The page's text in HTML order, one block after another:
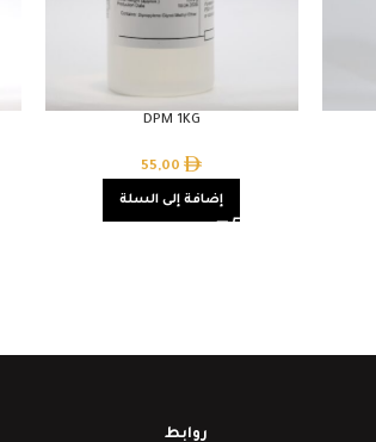
DPM 1KG
55,00
إضافة إلى السلة
روابط